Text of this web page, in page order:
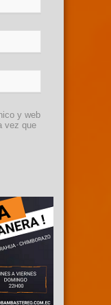
y web
vez que